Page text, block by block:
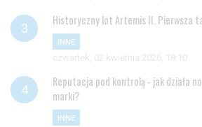
Historyczny lot Artemis II. Pierwsza
INNE
czwartek, 02 kwietnia 2026, 18:10
Reputacja pod kontrolą - jak działa
marki?
INNE